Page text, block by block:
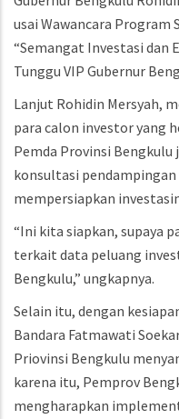
usai Wawancara
“Semangat Investasi dan
Tunggu VIP Gubernur
Lanjut Rohidin Mersyah,
para calon investor yang
Pemda Provinsi Bengkulu
konsultasi
mempersiapkan
“Ini kita siapkan, supaya
terkait data peluang
Bengkulu,” ungkapnya.
Selain itu, dengan
Bandara Fatmawati
Priovinsi Bengkulu
karena itu, Pemprov
mengharapkan